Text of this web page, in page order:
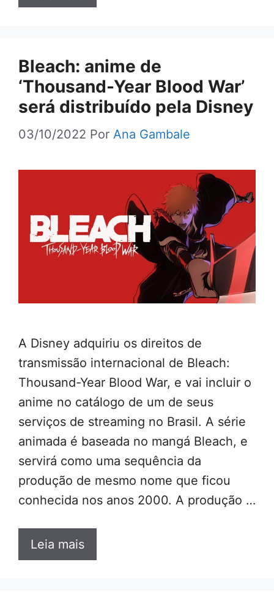
Bleach: anime de
‘Thousand-Year Blood War’
será distribuído pela Disney
03/10/2022 Por Ana Gambale
A Disney adquiriu os direitos de
transmissão internacional de Bleach:
Thousand-Year Blood War, e vai incluir o
anime no catálogo de um de seus
serviços de streaming no Brasil. A série
animada é baseada no mangá Bleach, e
servirá como uma sequência da
produção de mesmo nome que ficou
conhecida nos anos 2000. A produção …
Leia mais